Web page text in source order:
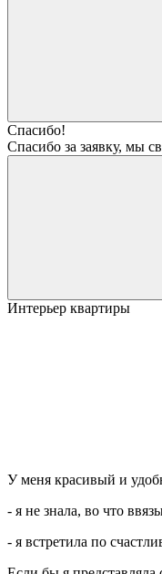
Спасибо!
Спасибо за заявку, мы
Интерьер квартиры
У меня красивый и
- я не знала, во что
- я встретила по